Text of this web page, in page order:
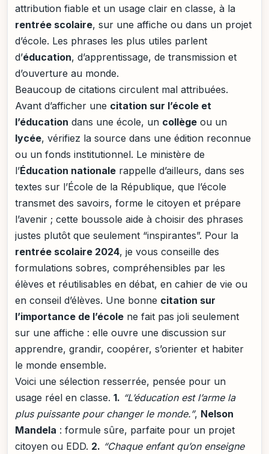
attribution fiable et un usage clair en classe, à la
rentrée scolaire, sur une affiche ou dans un projet
d’école. Les phrases les plus utiles parlent
d’éducation, d’apprentissage, de transmission et
d’ouverture au monde.
Beaucoup de citations circulent mal attribuées.
Avant d’afficher une citation sur l’école et
l’éducation dans une école, un collège ou un
lycée, vérifiez la source dans une édition reconnue
ou un fonds institutionnel. Le ministère de
l’Éducation nationale rappelle d’ailleurs, dans ses
textes sur l’École de la République, que l’école
transmet des savoirs, forme le citoyen et prépare
l’avenir ; cette boussole aide à choisir des phrases
justes plutôt que seulement “inspirantes”. Pour la
rentrée scolaire 2024, je vous conseille des
formulations sobres, compréhensibles par les
élèves et réutilisables en débat, en cahier de vie ou
en conseil d’élèves. Une bonne citation sur
l’importance de l’école ne fait pas joli seulement
sur une affiche : elle ouvre une discussion sur
apprendre, grandir, coopérer, s’orienter et habiter
le monde ensemble.
Voici une sélection resserrée, pensée pour un
usage réel en classe. 1. “L’éducation est l’arme la
plus puissante pour changer le monde.”, Nelson
Mandela : formule sûre, parfaite pour un projet
citoyen ou EDD. 2. “Chaque enfant qu’on enseigne